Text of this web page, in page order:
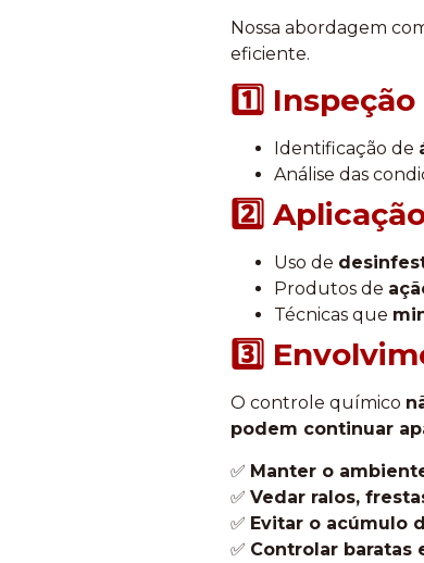
Nossa abordagem
eficiente.
1️⃣
Identificação de
Análise das
2️⃣
Uso de
Produtos de
Técnicas que
3️⃣
O controle químico
podem continuar
✅ Manter o
✅ Vedar ralos,
✅ Evitar o acúmulo
✅ Controlar baratas